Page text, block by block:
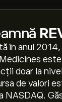
în anul
doar la
de valori
NASDAQ.